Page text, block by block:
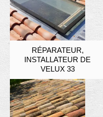
RÉPARATEUR,
INSTALLATEUR DE
VELUX 33